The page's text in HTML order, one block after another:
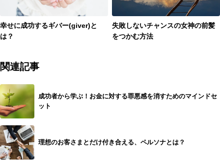
幸せに成功するギバー(giver)と
は？
失敗しないチャンスの女神の前髪
をつかむ方法
関連記事
成功者から学ぶ！お金に対する罪悪感を消すためのマインドセ
ット
理想のお客さまとだけ付き合える、ペルソナとは？